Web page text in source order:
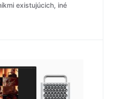
existujúcich, iné